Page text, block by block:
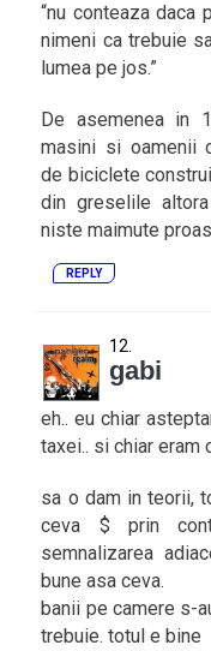
“nu conteaza daca
nimeni ca trebuie
lumea pe jos.”
De asemenea in
masini si oamenii
de biciclete
din greselile
niste maimute
REPLY
gabi
eh.. eu chiar
taxei.. si chiar eram
sa o dam in teorii,
ceva $ prin
semnalizarea
bune asa ceva.
banii pe camere s-
trebuie. totul e bine